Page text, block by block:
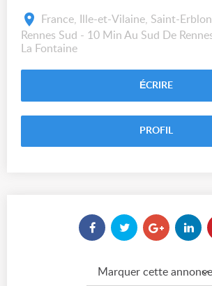
France, Ille-et-Vilaine, Saint-
Rennes Sud - 10 Min Au Sud De
La Fontaine
ÉCRIRE
PROFIL